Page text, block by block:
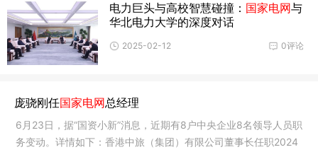
电力巨头与高校智慧碰撞： 国家电网与
华北电力大学的深度对话
0评论
2025-02-12
庞骁刚任国家电网总经理
6月23日，据“国资小新”消息，近期有8户中央企业8名领导人员职
务变动。详情如下：香港中旅（集团）有限公司董事长任职2024